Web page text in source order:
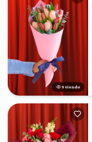
8 viendo